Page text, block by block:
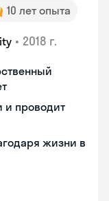
10 лет опыта
• 2018 г.
и проводит
жизни в